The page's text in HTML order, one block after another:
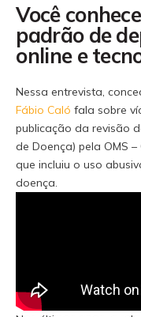
Você
padrão de
online e
Nessa entrevista,
Fábio Caló fala sobre
publicação da revisão
de Doença) pela OMS
que incluiu o uso
doença.